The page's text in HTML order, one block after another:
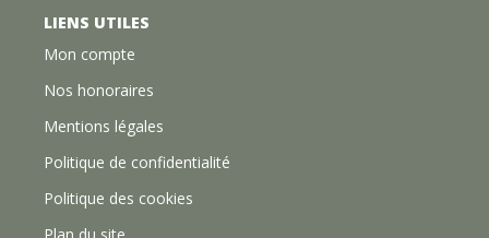
LIENS UTILES
Mon compte
Nos honoraires
Mentions légales
Politique de confidentialité
Politique des cookies